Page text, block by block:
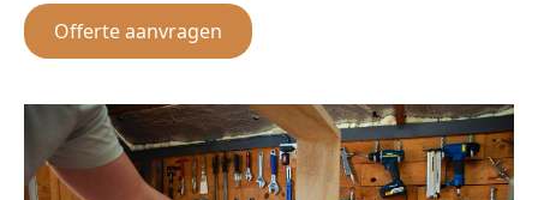
Offerte aanvragen